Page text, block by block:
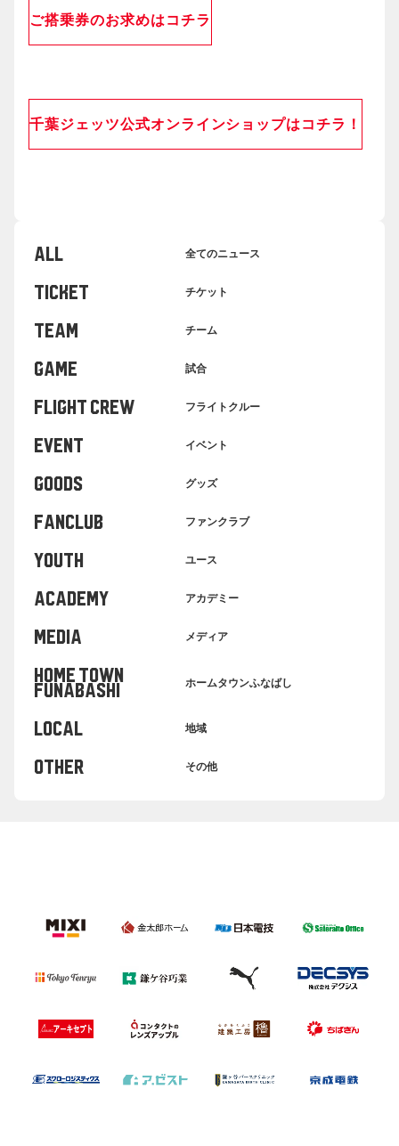
ご搭乗券のお求めはコチラ
千葉ジェッツ公式オンラインショップはコチラ！
ALL 全てのニュース
TICKET チケット
TEAM チーム
GAME 試合
FLIGHT CREW フライトクルー
EVENT イベント
GOODS グッズ
FANCLUB ファンクラブ
YOUTH ユース
ACADEMY アカデミー
MEDIA メディア
HOME TOWN
FUNABASHI ホームタウンふなばし
LOCAL 地域
OTHER その他